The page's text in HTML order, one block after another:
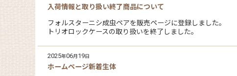
入荷情報と取り扱い終了商品について
フォルスターニシ成虫ペアを販売ページに登録しました。
トリオロックケースの取り扱いを終了しました。
2025年06月 19日
ホームページ新着生体